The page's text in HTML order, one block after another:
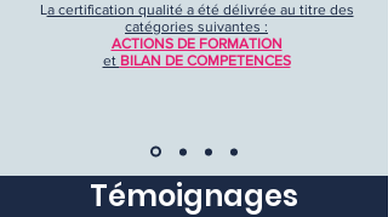
La certification qualité a été délivrée au titre des
catégories suivantes :
ACTIONS DE FORMATION
et BILAN DE COMPETENCES
Témoignages